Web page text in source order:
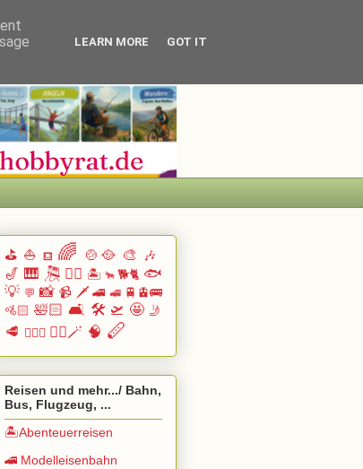
⛳ ⛵ ⛾ 🌈 🍲🥘 🎨 🎶
🎷 🎹 🎘 🏄🏽 🏝️ 🐂 🐕🐈 🐟
💡 💬 📸 📹 🗡️ 🚄 🚅 🚆🚊🚌
🚵🏻 🛀🏻 🛋️ 🛠️ 🛫 🤩 🤳
🥩 🧗🏻‍♀️ 🧙‍♂️🪄 🧠 🪈
Reisen und mehr.../ Bahn,
Bus, Flugzeug, ...
🏝️Abenteuerreisen
🚄 Modelleisenbahn
LEARN MORE GOT IT